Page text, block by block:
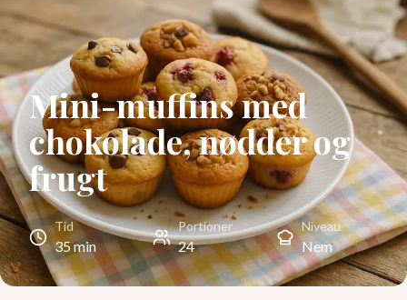
Mini-muffins med
chokolade, nødder og
frugt
Tid
35min
Portioner
24
Niveau
Nem